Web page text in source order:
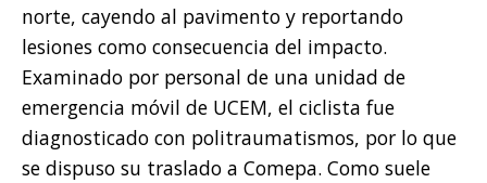
norte, cayendo al pavimento y reportando
lesiones como consecuencia del impacto.
Examinado por personal de una unidad de
emergencia móvil de UCEM, el ciclista fue
diagnosticado con politraumatismos, por lo que
se dispuso su traslado a Comepa. Como suele